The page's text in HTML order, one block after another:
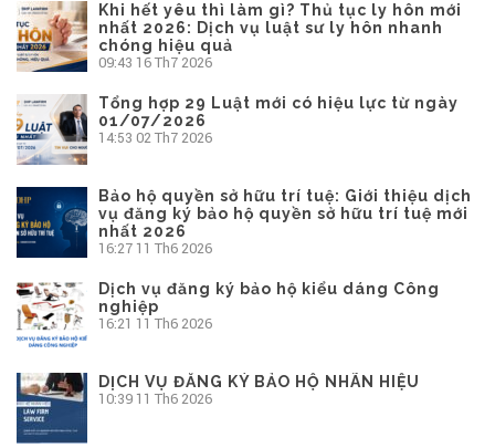
Khi hết yêu thì làm gì? Thủ tục ly hôn mới
nhất 2026: Dịch vụ luật sư ly hôn nhanh
chóng hiệu quả
09:43 16 Th7 2026
Tổng hợp 29 Luật mới có hiệu lực từ ngày
01/07/2026
14:53 02 Th7 2026
Bảo hộ quyền sở hữu trí tuệ: Giới thiệu dịch
vụ đăng ký bảo hộ quyền sở hữu trí tuệ mới
nhất 2026
16:27 11 Th6 2026
Dịch vụ đăng ký bảo hộ kiểu dáng Công
nghiệp
16:21 11 Th6 2026
DỊCH VỤ ĐĂNG KÝ BẢO HỘ NHÃN HIỆU
10:39 11 Th6 2026